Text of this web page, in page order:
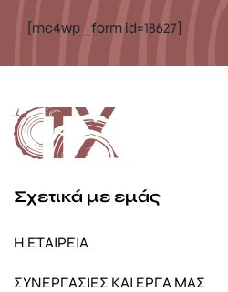
[mc4wp_form id=18627]
Σχετικά με εμάς
Η ΕΤΑΙΡΕΙΑ
ΣΥΝΕΡΓΑΣΙΕΣ ΚΑΙ ΕΡΓΑ ΜΑΣ